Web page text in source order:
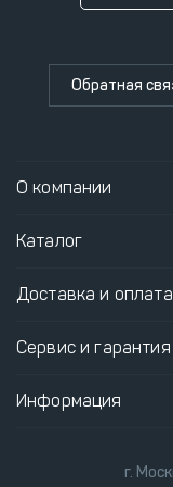
Обратная
О компании
Каталог
Доставка и оплата
Сервис и гарантия
Информация
г.